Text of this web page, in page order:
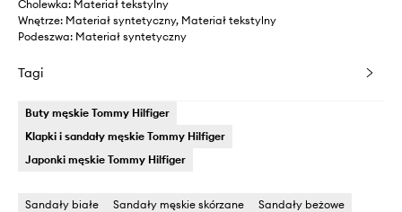
Cholewka: Materiał tekstylny
Wnętrze: Materiał syntetyczny, Materiał tekstylny
Podeszwa: Materiał syntetyczny
Tagi
Buty męskie Tommy Hilfiger
Klapki i sandały męskie Tommy Hilfiger
Japonki męskie Tommy Hilfiger
Sandały białe Sandały męskie skórzane
Sandały beżowe